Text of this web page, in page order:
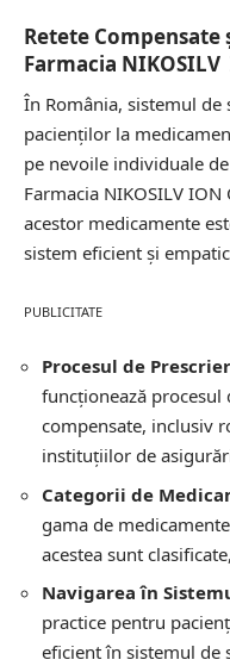
Retete
Farmacia NIKOSILV
În România, sistemul de
pacienților la
pe nevoile individuale
Farmacia NIKOSILV
acestor medicamente
sistem eficient și
PUBLICITATE
Procesul de
funcționează procesul
compensate, inclusiv
instituțiilor de
Categorii de
gama de
acestea sunt
Navigarea în
practice pentru
eficient în sistemul de